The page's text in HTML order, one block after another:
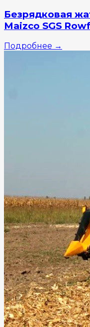
Безрядковая
Maizco SGS
Подробнее →